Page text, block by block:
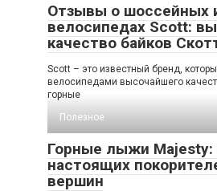
Отзывы о шоссейных
велосипедах Scott:
качество байков
Scott – это известный бренд,
велосипедами высочайшего
горные
Полезное
Горные лыжи Majesty:
настоящих
вершин